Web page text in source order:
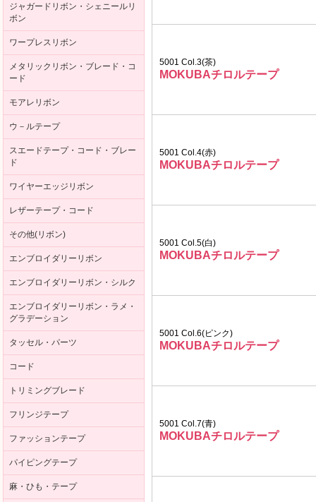
ジャガードリボン・シェニールリ
ボン
ワープレスリボン
メタリックリボン・ブレード・コ
ード
モアレリボン
ウ－ルテープ
スエードテープ・コード・ブレー
ド
ワイヤーエッジリボン
レザーテープ・コード
その他(リボン)
エンブロイダリーリボン
エンブロイダリーリボン・シルク
エンブロイダリーリボン・ラメ・
グラデーション
タッセル・パーツ
コード
トリミングブレード
フリンジテープ
ファッションテープ
パイピングテープ
麻・ひも・テープ
5001 Col.3(茶)
MOKUBAチロルテープ
5001 Col.4(赤)
MOKUBAチロルテープ
5001 Col.5(白)
MOKUBAチロルテープ
5001 Col.6(ピンク)
MOKUBAチロルテープ
5001 Col.7(青)
MOKUBAチロルテープ